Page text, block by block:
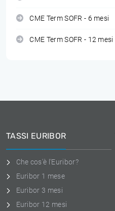
CME Term SOFR - 6 mesi
CME Term SOFR - 12 mesi
TASSI EURIBOR
Che cos'è l'Euribor?
Euribor 1 mese
Euribor 3 mesi
Euribor 12 mesi